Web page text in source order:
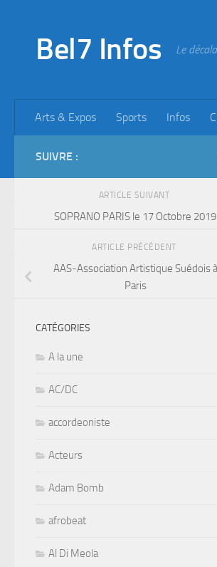
Bel7 Infos Le
Arts & Expos Sports Infos
SUIVRE :
ARTICLE SUIVANT
SOPRANO PARIS le 17 Octobre 2019
ARTICLE PRÉCÉDENT
AAS-Association Artistique Suédois à
Paris
CATÉGORIES
A la une
AC/DC
accordeoniste
Acteurs
Adam Bomb
afrobeat
Al Di Meola